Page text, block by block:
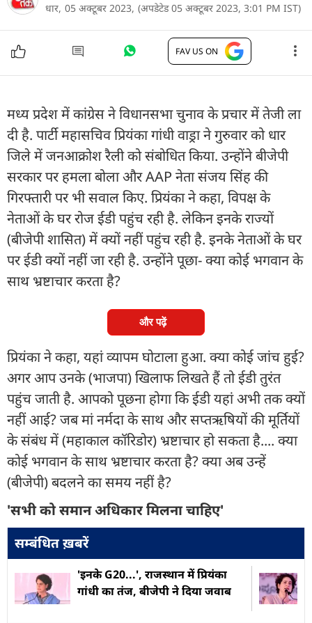
धार, 05 अक्टूबर 2023, (अपडेटेड 05 अक्टूबर 2023, 3:01 PM IST)
FAV US ON
मध्य प्रदेश में कांग्रेस ने विधानसभा चुनाव के प्रचार में तेजी ला
दी है. पार्टी महासचिव प्रियंका गांधी वाड्रा ने गुरुवार को धार
जिले में जनआक्रोश रैली को संबोधित किया. उन्होंने बीजेपी
सरकार पर हमला बोला और AAP नेता संजय सिंह की
गिरफ्तारी पर भी सवाल किए. प्रियंका ने कहा, विपक्ष के
नेताओं के घर रोज ईडी पहुंच रही है. लेकिन इनके राज्यों
(बीजेपी शासित) में क्यों नहीं पहुंच रही है. इनके नेताओं के घर
पर ईडी क्यों नहीं जा रही है. उन्होंने पूछा- क्या कोई भगवान के
साथ भ्रष्टाचार करता है?
और पढ़ें
प्रियंका ने कहा, यहां व्यापम घोटाला हुआ. क्या कोई जांच हुई?
अगर आप उनके (भाजपा) खिलाफ लिखते हैं तो ईडी तुरंत
पहुंच जाती है. आपको पूछना होगा कि ईडी यहां अभी तक क्यों
नहीं आई? जब मां नर्मदा के साथ और सप्तऋषियों की मूर्तियों
के संबंध में (महाकाल कॉरिडोर) भ्रष्टाचार हो सकता है.... क्या
कोई भगवान के साथ भ्रष्टाचार करता है? क्या अब उन्हें
(बीजेपी) बदलने का समय नहीं है?
'सभी को समान अधिकार मिलना चाहिए'
सम्बंधित ख़बरें
'इनके G20...', राजस्थान में प्रियंका
गांधी का तंज, बीजेपी ने दिया जवाब